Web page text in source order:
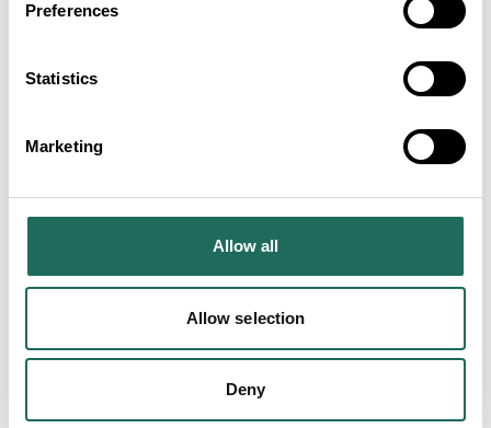
Preferences
Statistics
Marketing
Allow all
Allow selection
Deny
Storyhouse